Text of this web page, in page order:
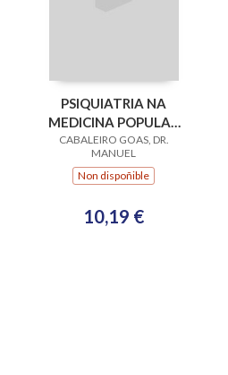
PSIQUIATRIA NA
MEDICINA POPULAR
GALEGA, A
CABALEIRO GOAS, DR.
MANUEL
Non dispoñible
10,19 €